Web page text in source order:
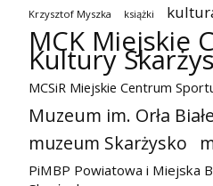
Krzysztof Myszka książki
MCK Miejskie
Kultury
MCSiR Miejskie Centrum
Muzeum im. Orła
muzeum Skarżysko
PiMBP Powiatowa i Miejska